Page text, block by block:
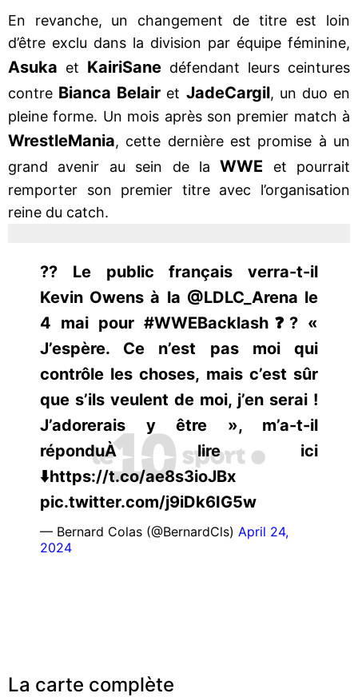
En revanche, un changement de titre est loin
d’être exclu dans la division par équipe féminine,
Asuka et KairiSane défendant leurs ceintures
contre Bianca Belair et JadeCargil, un duo en
pleine forme. Un mois après son premier match à
WrestleMania, cette dernière est promise à un
grand avenir au sein de laWWE et pourrait
remporter son premier titre avec l’organisation
reine du catch.
?? Le public français verra-t-il
Kevin Owens à la @LDLC_Arena le
4 mai pour #WWEBacklash❓?️ «
J’espère. Ce n’est pas moi qui
contrôle les choses, mais c’est sûr
que s’ils veulent de moi, j’en serai !
J’adorerais y être », m’a-t-il
réponduÀ lire ici
⬇️https://t.co/ae8s3ioJBx
pic.twitter.com/j9iDk6IG5w
— Bernard Colas (@BernardCls) April 24,
2024
La carte complète